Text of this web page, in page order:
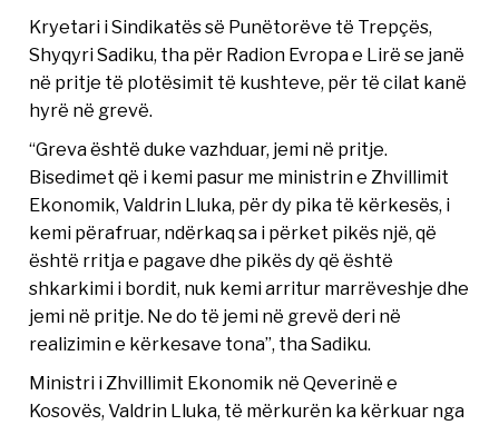
Kryetari i Sindikatës së Punëtorëve të Trepçës,
Shyqyri Sadiku, tha për Radion Evropa e Lirë se janë
në pritje të plotësimit të kushteve, për të cilat kanë
hyrë në grevë.
“Greva është duke vazhduar, jemi në pritje.
Bisedimet që i kemi pasur me ministrin e Zhvillimit
Ekonomik, Valdrin Lluka, për dy pika të kërkesës, i
kemi përafruar, ndërkaq sa i përket pikës një, që
është rritja e pagave dhe pikës dy që është
shkarkimi i bordit, nuk kemi arritur marrëveshje dhe
jemi në pritje. Ne do të jemi në grevë deri në
realizimin e kërkesave tona”, tha Sadiku.
Ministri i Zhvillimit Ekonomik në Qeverinë e
Kosovës, Valdrin Lluka, të mërkurën ka kërkuar nga